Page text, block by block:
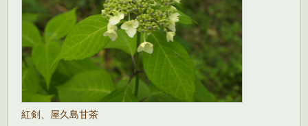
紅剣、屋久島甘茶